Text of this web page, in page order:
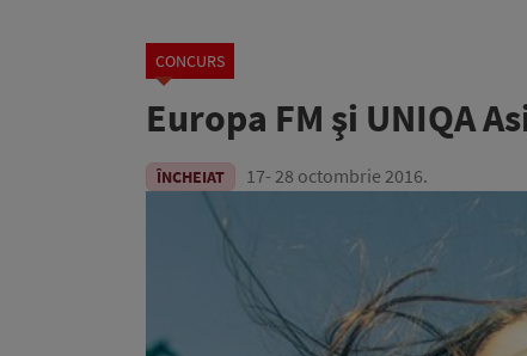
CONCURS
Europa FM şi UNIQA
ÎNCHEIAT 17- 28 octombrie 2016.